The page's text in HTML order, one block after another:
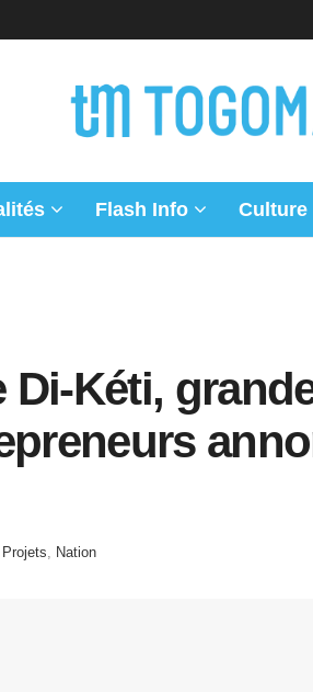
Flash Info
Kéti,
Nation